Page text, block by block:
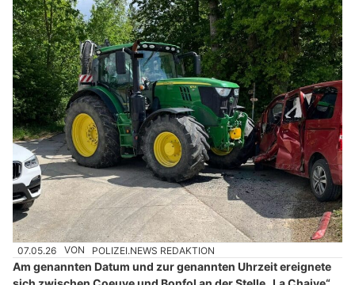
07.05.26 VON POLIZEI.NEWS REDAKTION
Am genannten Datum und zur genannten Uhrzeit ereignete